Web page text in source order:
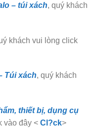
– túi xách, quý khách
khách vui lòng click
Túi xách, quý khách
thiết bị, dụng cụ
vào đây < Cl?ck>